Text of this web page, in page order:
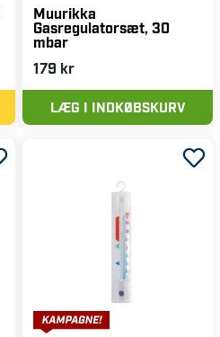
Muurikka
Gasregulatorsæt, 30
mbar
179 kr
LÆG I INDKØBSKURV